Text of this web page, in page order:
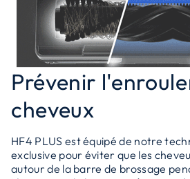
Prévenir
cheveux
HF4 PLUS est équipé de notre
exclusive pour éviter que les
autour de la barre de brossage